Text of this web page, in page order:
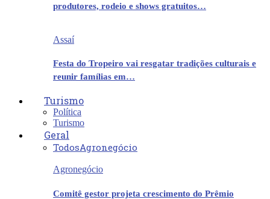
produtores, rodeio e shows gratuitos…
Assaí
Festa do Tropeiro vai resgatar tradições culturais e
reunir famílias em…
Turismo
Política
Turismo
Geral
TodosAgronegócio
Agronegócio
Comitê gestor projeta crescimento do Prêmio